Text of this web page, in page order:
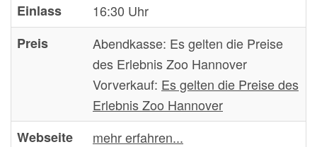
Einlass
16:30 Uhr
Preis
Abendkasse: Es gelten die Preise
des Erlebnis Zoo Hannover
Vorverkauf: Es gelten die Preise des
Erlebnis Zoo Hannover
Webseite
mehr erfahren...